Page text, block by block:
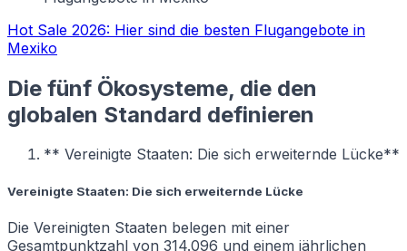
Hot Sale 2026: Hier sind die besten Flugangebote in
Mexiko
Die fünf Ökosysteme, die den
globalen Standard definieren
** Vereinigte Staaten: Die sich erweiternde Lücke**
Vereinigte Staaten: Die sich erweiternde Lücke
Die Vereinigten Staaten belegen mit einer
Gesamtpunktzahl von 314.096 und einem jährlichen